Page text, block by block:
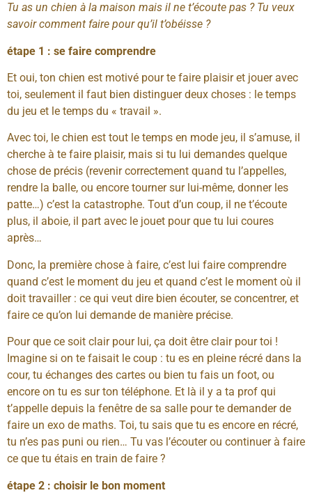
Tu as un chien à la maison mais il ne t’écoute pas ? Tu veux
savoir comment faire pour qu’il t’obéisse ?
étape 1 : se faire comprendre
Et oui, ton chien est motivé pour te faire plaisir et jouer avec
toi, seulement il faut bien distinguer deux choses : le temps
du jeu et le temps du « travail ».
Avec toi, le chien est tout le temps en mode jeu, il s’amuse, il
cherche à te faire plaisir, mais si tu lui demandes quelque
chose de précis (revenir correctement quand tu l’appelles,
rendre la balle, ou encore tourner sur lui-même, donner les
patte…) c’est la catastrophe. Tout d’un coup, il ne t’écoute
plus, il aboie, il part avec le jouet pour que tu lui coures
après…
Donc, la première chose à faire, c’est lui faire comprendre
quand c’est le moment du jeu et quand c’est le moment où il
doit travailler : ce qui veut dire bien écouter, se concentrer, et
faire ce qu’on lui demande de manière précise.
Pour que ce soit clair pour lui, ça doit être clair pour toi !
Imagine si on te faisait le coup : tu es en pleine récré dans la
cour, tu échanges des cartes ou bien tu fais un foot, ou
encore on tu es sur ton téléphone. Et là il y a ta prof qui
t’appelle depuis la fenêtre de sa salle pour te demander de
faire un exo de maths. Toi, tu sais que tu es encore en récré,
tu n’es pas puni ou rien… Tu vas l’écouter ou continuer à faire
ce que tu étais en train de faire ?
étape 2 : choisir le bon moment